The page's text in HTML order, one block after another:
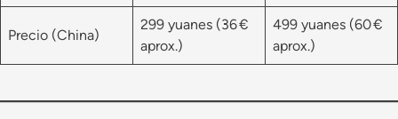
Precio (China)
299 yuanes (36 €
aprox.)
499 yuanes (60 €
aprox.)